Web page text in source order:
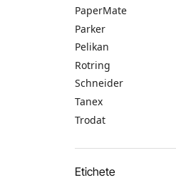
PaperMate
Parker
Pelikan
Rotring
Schneider
Tanex
Trodat
Etichete